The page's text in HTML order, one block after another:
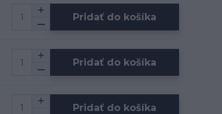
Pridať do košíka
Pridať do košíka
Pridať do košíka